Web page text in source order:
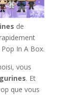
de
In A Box.
vous
. Et
que vous